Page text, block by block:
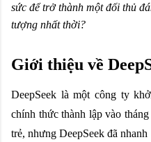
sức để trở thành một đối thủ
tượng nhất thời?
Giới thiệu về
DeepSeek là một công ty
chính thức thành lập vào
trẻ, nhưng DeepSeek đã